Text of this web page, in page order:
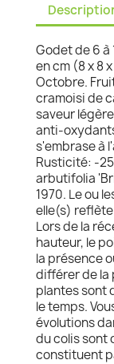
Godet de 6
en cm (8 x 8
Octobre.
cramoisi de
saveur
anti-
s'embrase à
Rusticité: -
arbutifolia
1970. Le ou
elle(s)
Lors de la
hauteur, le
la présence
différer de la
plantes sont
le temps.
évolutions
du colis sont
constituent